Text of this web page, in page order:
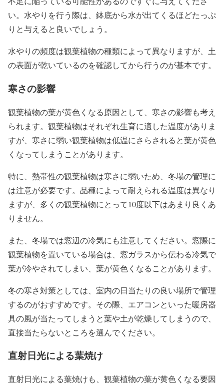
い。水やりを行う際は、鉢底から水が出てくるほどたっぷ
りと与えると良いでしょう。
水やりの頻度は観葉植物の種類によって異なりますが、土
の表面が乾いているのを確認してから行うのが基本です。
寒さの影響
観葉植物の葉が黄色くなる原因として、寒さの影響も考え
られます。観葉植物はそれぞれ生育に適した温度がありま
すが、寒さに弱い観葉植物は低温にさらされると葉が黄色
くなってしまうことがあります。
特に、熱帯性の観葉植物は寒さに弱いため、冬場の管理に
は注意が必要です。品種によって耐えられる温度は異なり
ますが、多くの観葉植物にとって10度以下はあまり良くあ
りません。
また、冬場では窓辺の冷気にも注意してください。窓際に
観葉植物を置いている場合は、窓ガラスから伝わる冷気で
葉が冷やされてしまい、葉が黄色くなることがあります。
冬の寒さ対策としては、室内の日当たりの良い場所で管理
するのがおすすめです。その際、エアコンといった暖房器
具の風が当たってしまうと葉や土が乾燥してしまうので、
直接当たらないところを選んでください。
直射日光による葉焼け
直射日光による葉焼けも、観葉植物の葉が黄色くなる要因